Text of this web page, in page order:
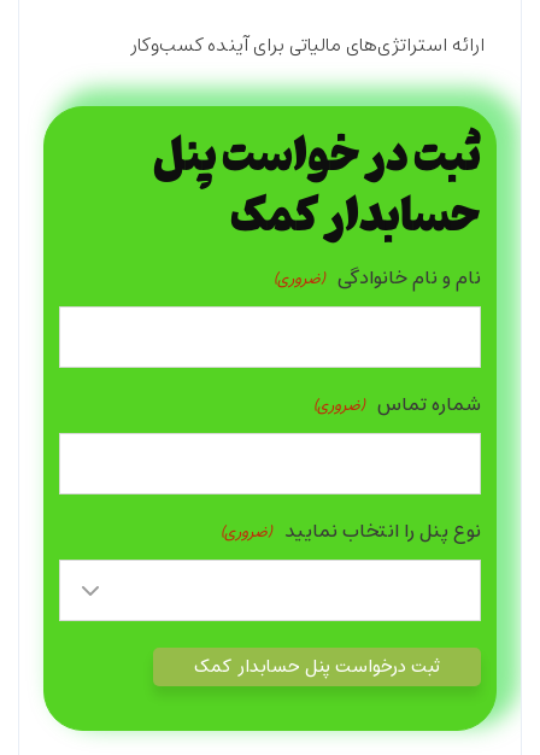
ارائه استراتژی‌های مالیاتی برای آینده کسب‌وکار
ثبت در خواست پنل
حسابدار کمک
نام و نام خانوادگی (ضروری)
شماره تماس (ضروری)
نوع پنل را انتخاب نمایید (ضروری)